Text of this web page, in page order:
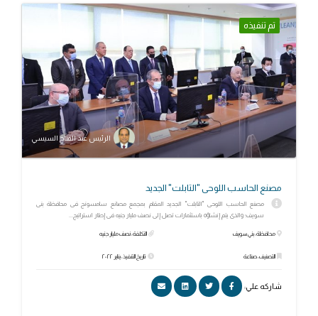
تم تنفيذه
الرئيس عبد الفتاح السيسي
مصنع الحاسب اللوحى "التابلت" الجديد
مصنع الحاسب اللوحى "التابلت" الجديد المقام بمجمع مصانع سامسونج فى محافظة بنى
سويف؛ والذى يتم إنشاؤه باستثمارات تصل إلى نصف مليار جنيه فى إطار استراتيج...
محافظة: بني سويف
التصنيف: صناعة
التكلفة: نصف مليار جنيه
تاريخ التنفيذ: يناير ٢٠٢٢
شاركه علي: